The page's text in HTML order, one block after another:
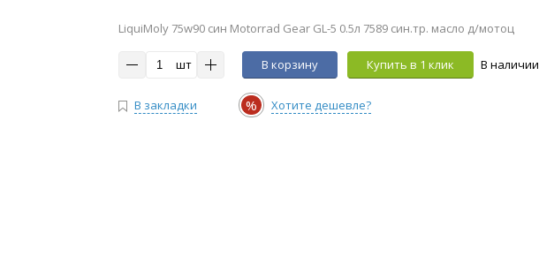
LiquiMoly 75w90 син Motorrad Gear GL-5 0.5л 7589 син.тр. масло д/мотоц
шт В корзину Купить в 1 клик В наличии
В закладки % Хотите дешевле?